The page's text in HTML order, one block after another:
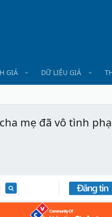
GIÁ DỮ LIỆU GIÁ
mẹ đã vô tình